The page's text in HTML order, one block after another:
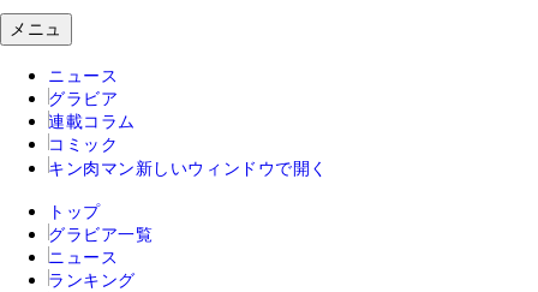
メニュ
ニュース
グラビア
連載コラム
コミック
キン肉マン 新しいウィンドウで開く
トップ
グラビア一覧
ニュース
ランキング